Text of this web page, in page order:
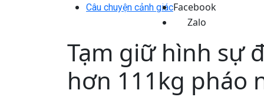
Câu chuyện cảnh giácFacebook
Zalo
Tạm giữ hình sự
hơn 111kg pháo